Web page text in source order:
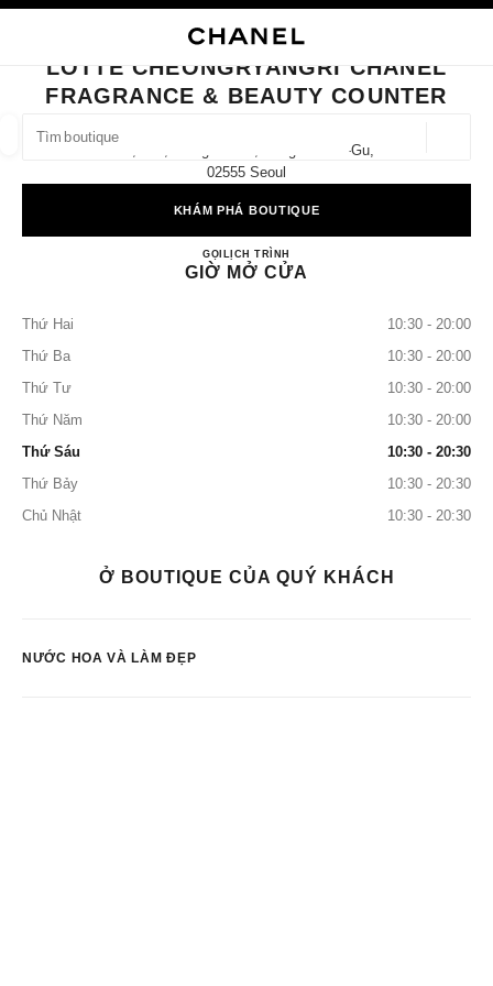
TÌM MỘT CỬA HÀNG
các đề xuất được hiển thị dưới thanh tìm kiếm này
0 Hiện có các đề xuất
ĐÓNG THẺ CỬA HÀNG LOTTE CHEONGRYANGRI CHANEL FRAGRANCE &
LOTTE CHEONGRYANGRI CHANEL
FRAGRANCE & BEAUTY COUNTER
1f, 214, Wangsan-Ro, Dongdaemun-Gu,
02555 Seoul
KHÁM PHÁ BOUTIQUE
GỌI+82 2 3707 1165
LỊCH TRÌNHLotte Cheongryangri CHANEL
GIỜ MỞ CỬA
Thứ Hai
10:30 - 20:00
Thứ Ba
10:30 - 20:00
Thứ Tư
10:30 - 20:00
Thứ Năm
10:30 - 20:00
Thứ Sáu
10:30 - 20:30
Thứ Bảy
10:30 - 20:30
Chủ Nhật
10:30 - 20:30
Ở BOUTIQUE CỦA QUÝ KHÁCH
NƯỚC HOA VÀ LÀM ĐẸP
lọc
lọc kết quả theo: